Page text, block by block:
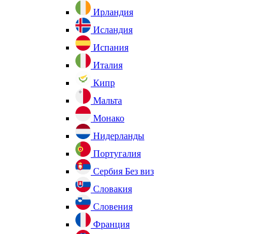
Ирландия
Исландия
Испания
Италия
Кипр
Мальта
Монако
Нидерланды
Португалия
Сербия Без виз
Словакия
Словения
Франция